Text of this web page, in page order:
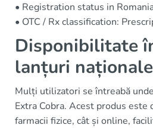
• Registration status in
• OTC / Rx classification:
Disponibilitate
lanțuri naționale
Mulți utilizatori se întreabă
Extra Cobra. Acest produs este
farmacii fizice, cât și online,